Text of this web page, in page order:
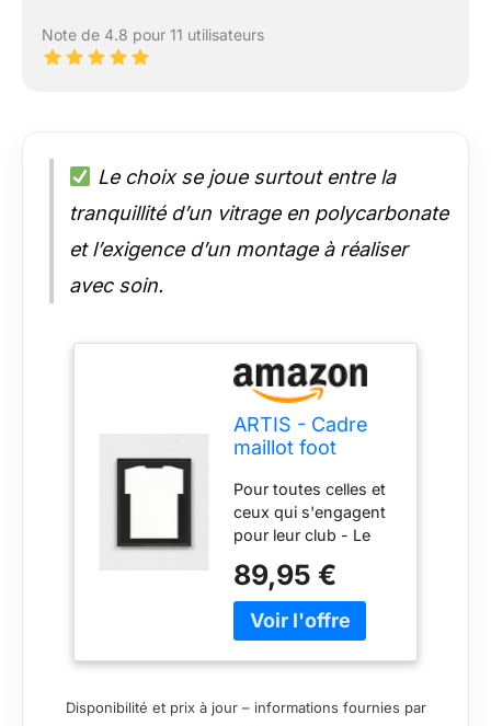
Note de 4.8 pour 11 utilisateurs
Le choix se joue surtout entre la
tranquillité d’un vitrage en polycarbonate
et l’exigence d’un montage à réaliser
avec soin.
ARTIS - Cadre
maillot foot
en bois DIY pour
maillot de
football -
52,5x62,5x3 cm
- Noir, vitrage en
polycarbonate-
Vitrine pour
handball, hockey
Pour toutes celles et
ceux qui s'engagent
pour leur club - Le
foot ou tout autre
sport est un symbole
de l'engagement qui
joueurs préférés ;
89,95 €
Disponibilité et prix à jour – informations fournies par